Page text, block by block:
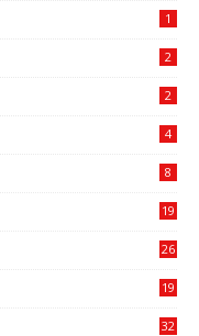
1
2
2
4
8
19
26
19
32